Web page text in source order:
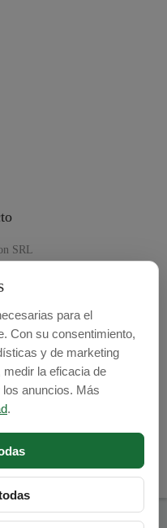
SRL
para el
Con su consentimiento,
y de marketing
medir la eficacia de
anuncios. Más
.